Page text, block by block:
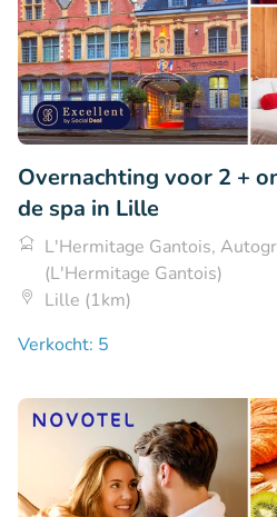
Overnachting voor 2 +
de spa in Lille
L'Hermitage Gantois,
(L'Hermitage Gantois)
Lille (1km)
Verkocht: 5